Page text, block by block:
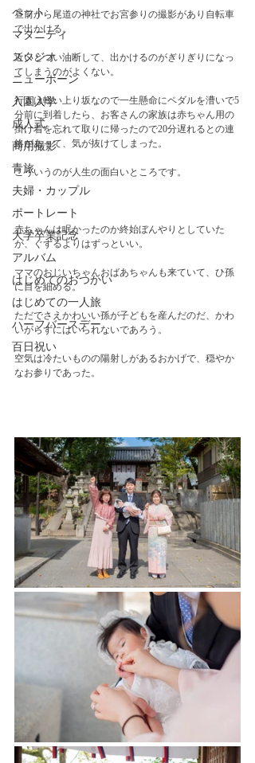
ペット
マタニティ
スタジオ
ニューボーン
入園入学
成人式
商用撮影
青旅
夫婦・カップル
ポートレート
大学卒業記念
アルバム
はじめてのおつかい
はじめての一人旅
ハーフバースデー
百日祝い
昼前から尾道の神社でお宮参りの撮影があり自転車
で出かける。
近いとつい油断して、出かけるのがぎりぎりになっ
てしまうのがよくない。
行きは軽い上り坂なので一生懸命にペダルを漕いで5
分前に到着したら、お客さんの家族は赤ちゃん用の
掛け着を忘れて取りに帰ったので20分遅れるとの連
絡があって、気が抜けてしまった。
こういうのが人生の面白いところです。
赤ちゃんは眠かったのか終始ぼんやりとしていた
が、ぐずるよりはずっといい。
ママのおじいちゃんおばあちゃんも来ていて、ひ孫
に目を細める。
ただでさえかわいい孫が子どもを産んだのだ、かわ
いがらずにはいられないであろう。
空気は冷たいものの陽射しがあるおかげで、穏やか
なお参りであった。